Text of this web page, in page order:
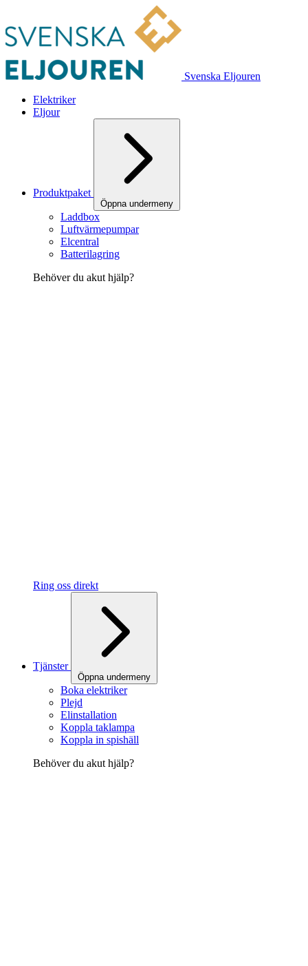
Svenska Eljouren
Elektriker
Eljour
Produktpaket
Öppna undermeny
Laddbox
Luftvärmepumpar
Elcentral
Batterilagring
Behöver du akut hjälp?
Ring oss direkt
Tjänster
Öppna undermeny
Boka elektriker
Plejd
Elinstallation
Koppla taklampa
Koppla in spishäll
Behöver du akut hjälp?